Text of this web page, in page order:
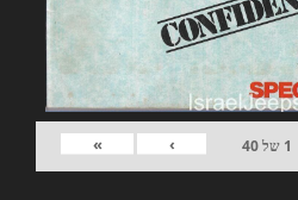
1 של40
›
»